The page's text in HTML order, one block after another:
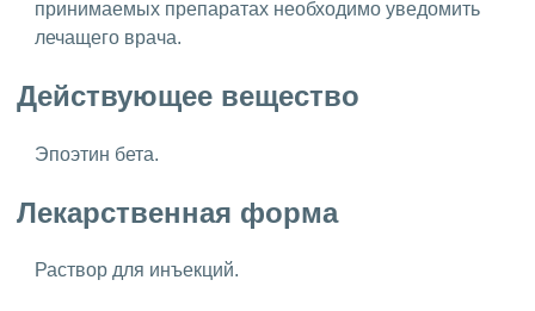
принимаемых препаратах необходимо уведомить
лечащего врача.
Действующее вещество
Эпоэтин бета.
Лекарственная форма
Раствор для инъекций.